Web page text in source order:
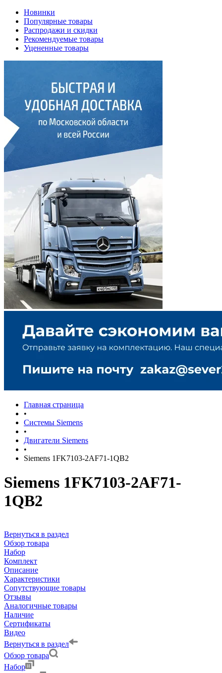
Новинки
Популярные товары
Распродажи и скидки
Рекомендуемые товары
Уцененные товары
Главная страница
•
Системы Siemens
•
Двигатели Siemens
•
Siemens 1FK7103-2AF71-1QB2
Siemens 1FK7103-2AF71-
1QB2
Вернуться в раздел
Обзор товара
Набор
Комплект
Описание
Характеристики
Сопутствующие товары
Отзывы
Аналогичные товары
Наличие
Сертификаты
Видео
Вернуться в раздел
Обзор товара
Набор